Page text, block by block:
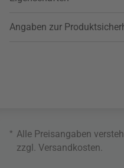
Angaben zur
* Alle Preisangaben
zzgl. Versandkosten